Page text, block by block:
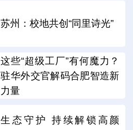
苏州：校地共创“同里诗光”
这些“超级工厂”有何魔力？
驻华外交官解码合肥智造新
力量
生态守护 持续解锁高颜